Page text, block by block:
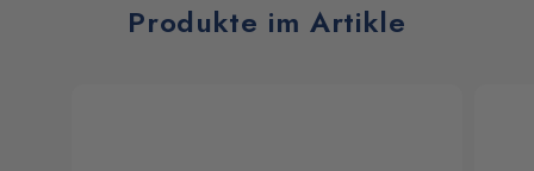
Produkte im Artikle